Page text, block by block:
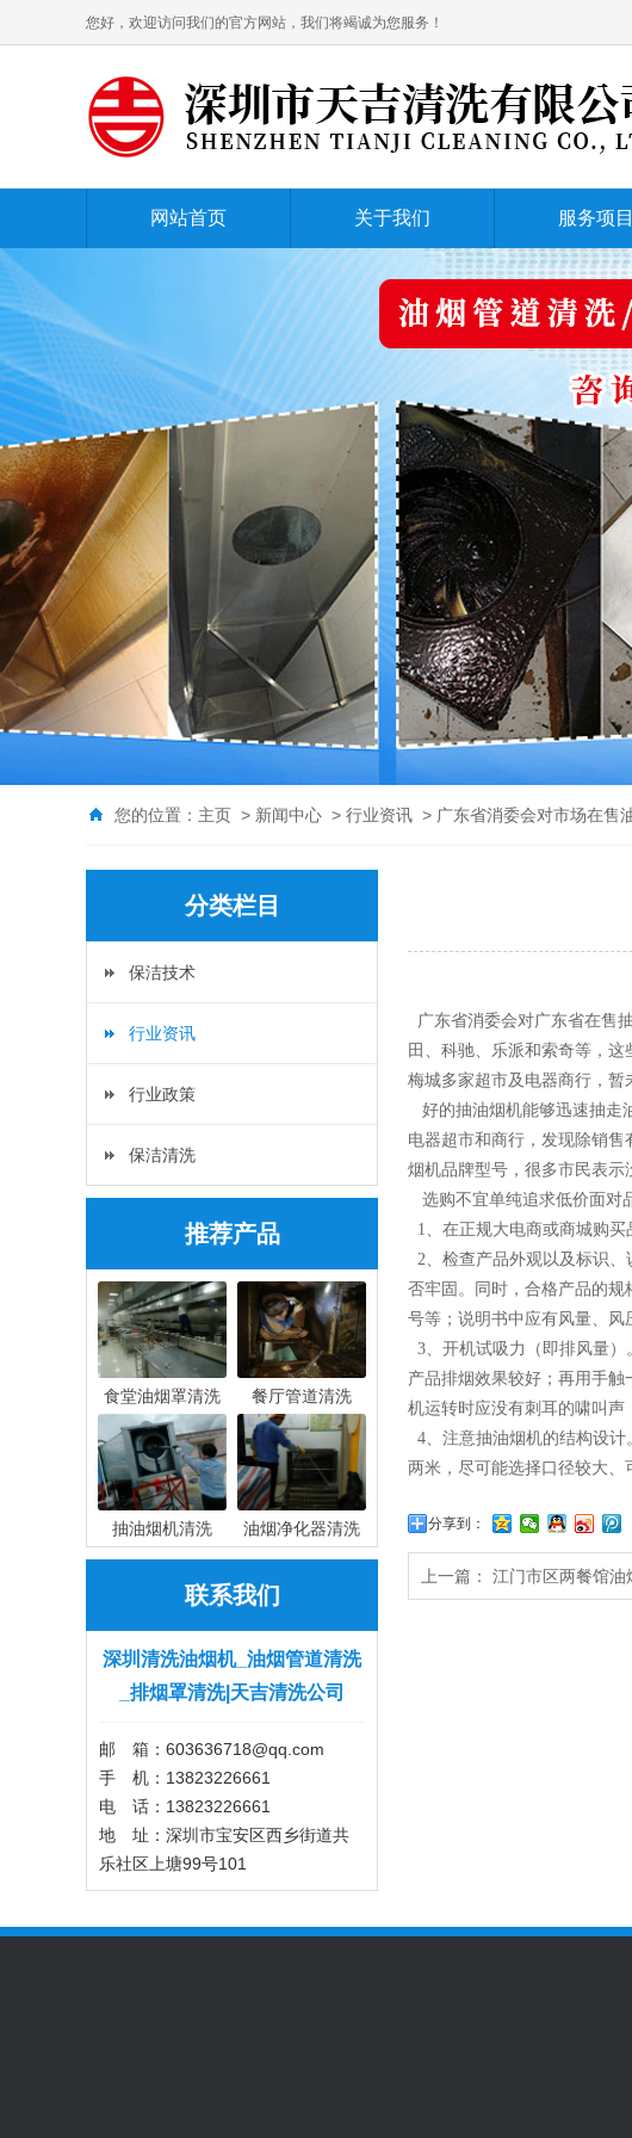
您好，欢迎访问我们的官方网站，我们将竭诚为您服务！
网站首页 关于我们 服务项目
您的位置： 主页 > 新闻中心 > 行业资讯 > 广东省消委会对市场在售
分类栏目
保洁技术
行业资讯
行业政策
保洁清洗
推荐产品
食堂油烟罩清洗 餐厅管道清洗
抽油烟机清洗 油烟净化器清洗
联系我们
深圳清洗油烟机_油烟管道清洗
_排烟罩清洗|天吉清洗公司
邮 箱：603636718@qq.com
手 机：13823226661
电 话：13823226661
地 址：深圳市宝安区西乡街道共
乐社区上塘99号101
广东省消委会对广东省在售
田、科驰、乐派和索奇等，
梅城多家超市及电器商行，暂
好的抽油烟机能够迅速抽走
电器超市和商行，发现除销
烟机品牌型号，很多市民表示
选购不宜单纯追求低价面对
1、在正规大电商或商城购买
2、检查产品外观以及标识
否牢固。同时，合格产品的
号等；说明书中应有风量、风
3、开机试吸力（即排风量
产品排烟效果较好；再用手
机运转时应没有刺耳的啸叫声
4、注意抽油烟机的结构设
两米，尽可能选择口径较大、
分享到：
上一篇： 江门市区两餐馆油